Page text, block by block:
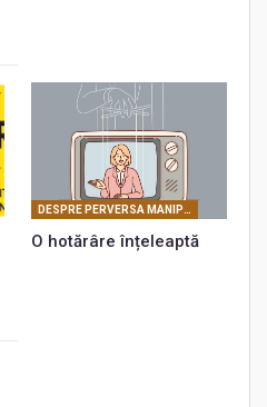
DESPRE PERVERSA MANIPULARE MASONICĂ
O hotărâre înțeleaptă